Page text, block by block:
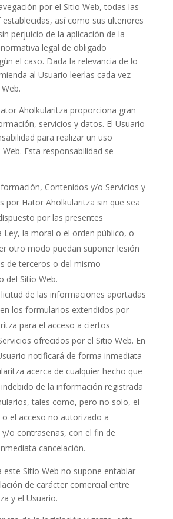
por el Sitio Web, todas las
establecidas, así como sus ulteriores
perjuicio de la aplicación de la
legal de obligado
el caso. Dada la relevancia de lo
al Usuario leerlas cada vez
Aholkularitza proporciona gran
servicios y datos. El Usuario
para realizar un uso
Esta responsabilidad se
Contenidos y/o Servicios y
por Hator Aholkularitza sin que sea
por las presentes
Ley, la moral o el orden público, o
otro modo puedan suponer lesión
de terceros o del mismo
del Sitio Web.
de las informaciones aportadas
los formularios extendidos por
para el acceso a ciertos
ofrecidos por el Sitio Web. En
notificará de forma inmediata
acerca de cualquier hecho que
de la información registrada
tales como, pero no solo, el
el acceso no autorizado a
o contraseñas, con el fin de
cancelación.
este Sitio Web no supone entablar
de carácter comercial entre
y el Usuario.